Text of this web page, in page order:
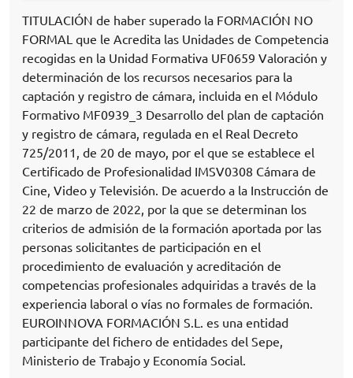
TITULACIÓN de haber superado la FORMACIÓN NO
FORMAL que le Acredita las Unidades de Competencia
recogidas en la Unidad Formativa UF0659 Valoración y
determinación de los recursos necesarios para la
captación y registro de cámara, incluida en el Módulo
Formativo MF0939_3 Desarrollo del plan de captación
y registro de cámara, regulada en el Real Decreto
725/2011, de 20 de mayo, por el que se establece el
Certificado de Profesionalidad IMSV0308 Cámara de
Cine, Video y Televisión. De acuerdo a la Instrucción de
22 de marzo de 2022, por la que se determinan los
criterios de admisión de la formación aportada por las
personas solicitantes de participación en el
procedimiento de evaluación y acreditación de
competencias profesionales adquiridas a través de la
experiencia laboral o vías no formales de formación.
EUROINNOVA FORMACIÓN S.L. es una entidad
participante del fichero de entidades del Sepe,
Ministerio de Trabajo y Economía Social.